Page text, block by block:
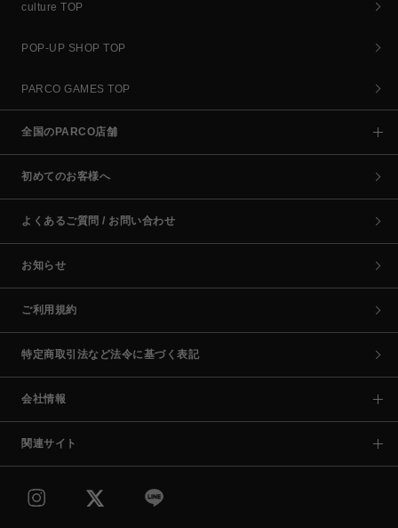
culture TOP
POP-UP SHOP TOP
PARCO GAMES TOP
全国のPARCO店舗
初めてのお客様へ
よくあるご質問 / お問い合わせ
お知らせ
ご利用規約
特定商取引法など法令に基づく表記
会社情報
関連サイト